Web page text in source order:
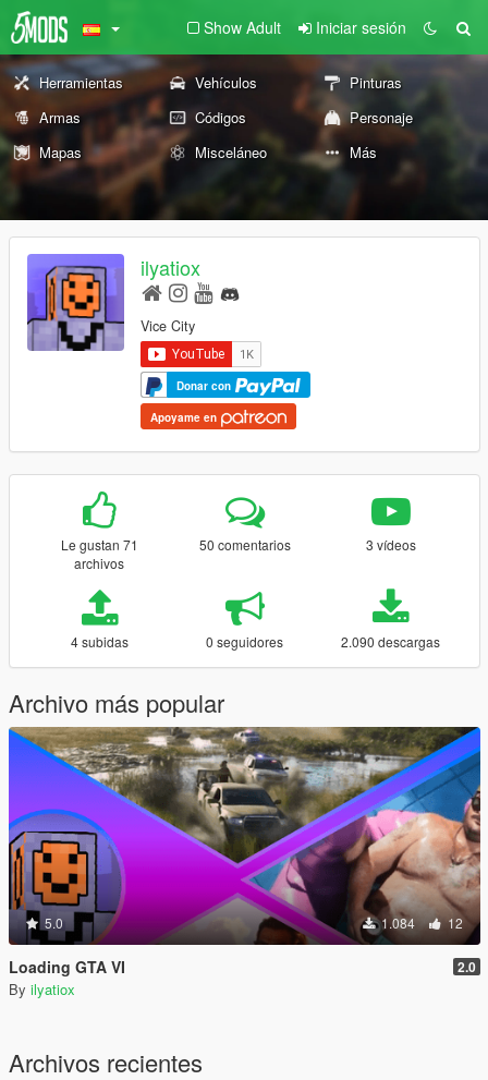
Show Adult Iniciar sesión
Herramientas Vehículos
Pinturas
Armas
Códigos
Personaje
Mapas
Misceláneo Más
ilyatiox
Vice City
Donar con
Apoyame en
Le gustan 71
archivos
50 comentarios 3 vídeos
4 subidas 0 seguidores 2.090 descargas
Archivo más popular
5.0 1.084 12
Loading GTA VI 2.0
By ilyatiox
Archivos recientes